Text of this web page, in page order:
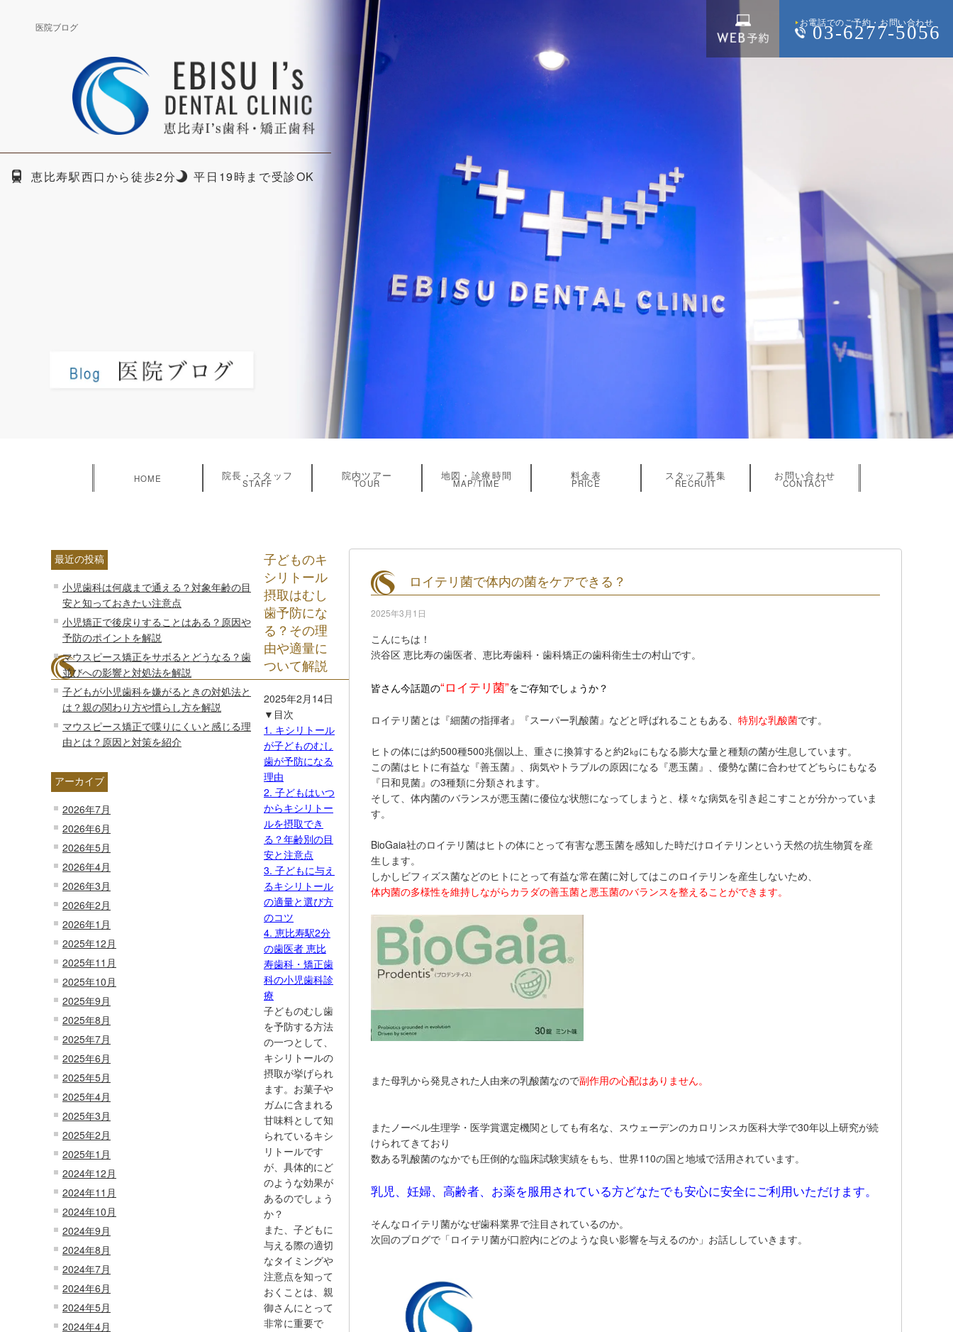
医院ブログ
恵比寿駅西口から徒歩2分 平日19時まで受診OK
お電話でのご予約・お問い合わせ
03-6277-5056
HOME 院長・スタッフ
STAFF
院内ツアー
TOUR
地図・診療時間
MAP/TIME
料金表
PRICE
スタッフ募集
RECRUIT
お問い合わせ
CONTACT
最近の投稿
小児歯科は何歳まで通える？対象年齢の目
安と知っておきたい注意点
小児矯正で後戻りすることはある？原因や
予防のポイントを解説
マウスピース矯正をサボるとどうなる？歯
並びへの影響と対処法を解説
子どもが小児歯科を嫌がるときの対処法と
は？親の関わり方や慣らし方を解説
マウスピース矯正で喋りにくいと感じる理
由とは？原因と対策を紹介
アーカイブ
2026年7月
2026年6月
2026年5月
2026年4月
2026年3月
2026年2月
2026年1月
2025年12月
2025年11月
2025年10月
2025年9月
2025年8月
2025年7月
2025年6月
2025年5月
2025年4月
2025年3月
2025年2月
2025年1月
2024年12月
2024年11月
2024年10月
2024年9月
2024年8月
2024年7月
2024年6月
2024年5月
2024年4月
ロイテリ菌で体内の菌をケアできる？
2025年3月1日
こんにちは！
渋谷区 恵比寿の歯医者、恵比寿歯科・歯科矯正の歯科衛生士の村山です。
皆さん今話題の“ロイテリ菌”をご存知でしょうか？
ロイテリ菌とは『細菌の指揮者』『スーパー乳酸菌』などと呼ばれることもある、 特別な乳酸菌です。
ヒトの体には約500種500兆個以上、重さに換算すると約2㎏にもなる膨大な量と種類の菌が生息しています。
この菌はヒトに有益な『善玉菌』、病気やトラブルの原因になる『悪玉菌』、優勢な菌に合わせてどちらにもなる
『日和見菌』の3種類に分類されます。
そして、体内菌のバランスが悪玉菌に優位な状態になってしまうと、様々な病気を引き起こすことが分かっていま
す。
BioGaia社のロイテリ菌はヒトの体にとって有害な悪玉菌を感知した時だけロイテリンという天然の抗生物質を産
生します。
しかしビフィズス菌などのヒトにとって有益な常在菌に対してはこのロイテリンを産生しないため、
体内菌の多様性を維持しながらカラダの善玉菌と悪玉菌のバランスを整えることができます。
また母乳から発見された人由来の乳酸菌なので副作用の心配はありません。
またノーベル生理学・医学賞選定機関としても有名な、スウェーデンのカロリンスカ医科大学で30年以上研究が続
けられてきており
数ある乳酸菌のなかでも圧倒的な臨床試験実績をもち、世界110の国と地域で活用されています。
乳児、妊婦、高齢者、お薬を服用されている方どなたでも安心に安全にご利用いただけます。
そんなロイテリ菌がなぜ歯科業界で注目されているのか。
次回のブログで「ロイテリ菌が口腔内にどのような良い影響を与えるのか」お話ししていきます。
子どものキ
シリトール
摂取はむし
歯予防にな
る？その理
由や適量に
ついて解説
2025年2月14日
▼目次
1. キシリトール
が子どものむし
歯が予防になる
理由
2. 子どもはいつ
からキシリトー
ルを摂取でき
る？年齢別の目
安と注意点
3. 子どもに与え
るキシリトール
の適量と選び方
のコツ
4. 恵比寿駅2分
の歯医者 恵比
寿歯科・矯正歯
科の小児歯科診
療
子どものむし歯
を予防する方法
の一つとして、
キシリトールの
摂取が挙げられ
ます。お菓子や
ガムに含まれる
甘味料として知
られているキシ
リトールです
が、具体的にど
のような効果が
あるのでしょう
か？
また、子どもに
与える際の適切
なタイミングや
注意点を知って
おくことは、親
御さんにとって
非常に重要で